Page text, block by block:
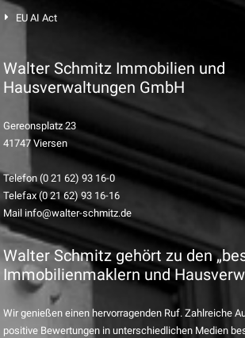
EU AI Act
Walter Schmitz Immobilien und
Hausverwaltungen GmbH
Gereonsplatz 23
41747 Viersen
Telefon (0 21 62) 93 16-0
Telefax (0 21 62) 93 16-16
Mail info@walter-schmitz.de
Walter Schmitz gehört zu den
Immobilienmaklern und
Wir genießen einen hervorragenden Ruf. Zahlreiche
positive Bewertungen in unterschiedlichen Medien